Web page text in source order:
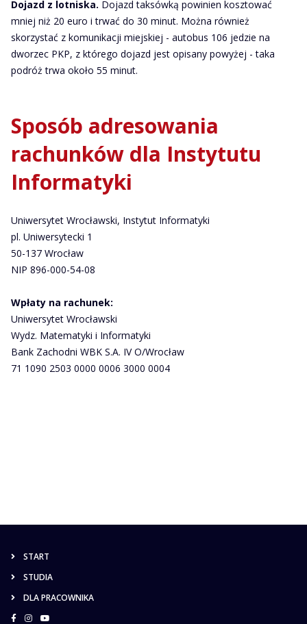
Dojazd z lotniska. Dojazd taksówką powinien kosztować
mniej niż 20 euro i trwać do 30 minut. Można również
skorzystać z komunikacji miejskiej - autobus 106 jedzie na
dworzec PKP, z którego dojazd jest opisany powyżej - taka
podróż trwa około 55 minut.
Sposób adresowania
rachunków dla Instytutu
Informatyki
Uniwersytet Wrocławski, Instytut Informatyki
pl. Uniwersytecki 1
50-137 Wrocław
NIP 896-000-54-08
Wpłaty na rachunek:
Uniwersytet Wrocławski
Wydz. Matematyki i Informatyki
Bank Zachodni WBK S.A. IV O/Wrocław
71 1090 2503 0000 0006 3000 0004
START
STUDIA
DLA PRACOWNIKA